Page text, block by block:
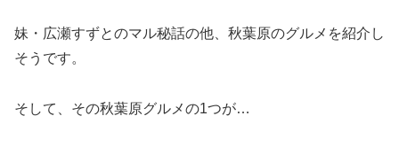
妹・広瀬すずとのマル秘話の他、秋葉原のグルメを紹介し
そうです。
そして、その秋葉原グルメの1つが…